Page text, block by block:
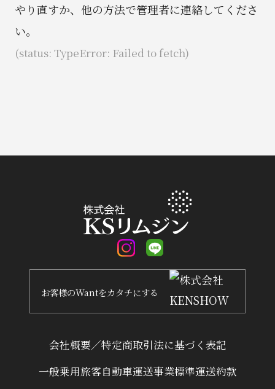
やり直すか、他の方法で管理者に連絡してくださ
い。
(status: TypeError: Failed to fetch)
会社概要／特定商取引法に基づく表記
一般乗用旅客自動車運送事業標準運送約款
お客様のWantをカタチにする